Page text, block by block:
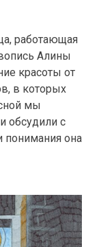
работающая
Алины
красоты от
в которых
мы
обсудили с
понимания она